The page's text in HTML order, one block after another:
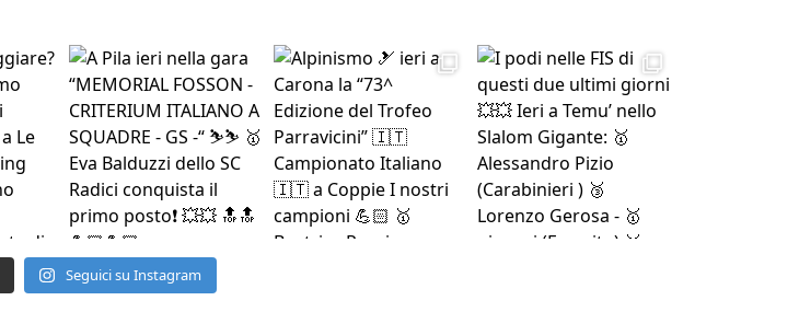
Seguici su Instagram